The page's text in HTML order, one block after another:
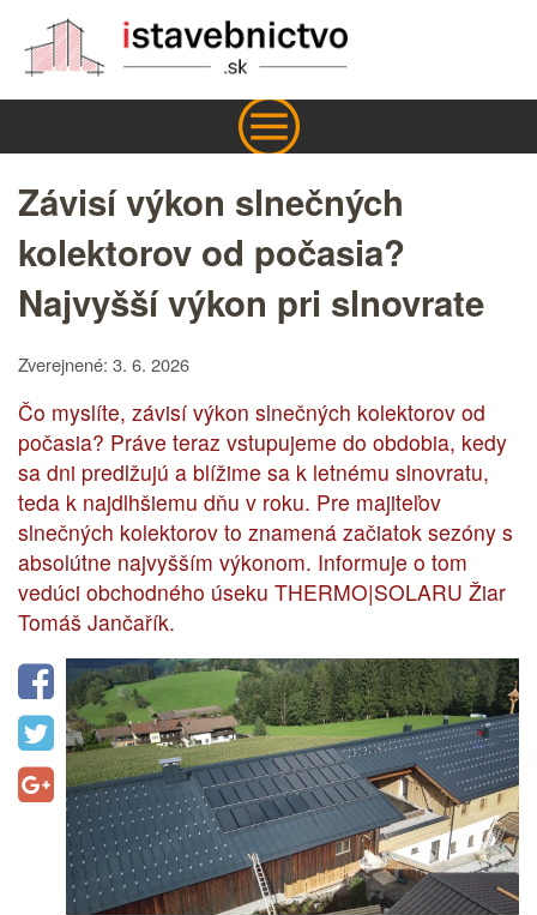
Závisí výkon slnečných
kolektorov od počasia?
Najvyšší výkon pri slnovrate
Zverejnené: 3. 6. 2026
Čo myslíte, závisí výkon slnečných kolektorov od
počasia? Práve teraz vstupujeme do obdobia, kedy
sa dni predlžujú a blížime sa k letnému slnovratu,
teda k najdlhšiemu dňu v roku. Pre majiteľov
slnečných kolektorov to znamená začiatok sezóny s
absolútne najvyšším výkonom. Informuje o tom
vedúci obchodného úseku THERMO|SOLARU Žiar
Tomáš Jančařík.